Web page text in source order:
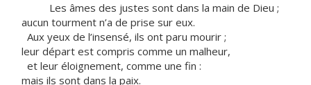
Les âmes des justes sont dans la main de Dieu ;
aucun tourment n’a de prise sur eux.
Aux yeux de l’insensé, ils ont paru mourir ;
leur départ est compris comme un malheur,
et leur éloignement, comme une fin :
mais ils sont dans la paix.